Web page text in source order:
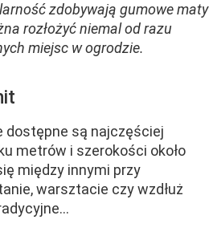
zdobywają gumowe maty
rozłożyć niemal od razu
miejsc w ogrodzie.
dostępne są najczęściej
metrów i szerokości około
między innymi przy
warsztacie czy wzdłuż